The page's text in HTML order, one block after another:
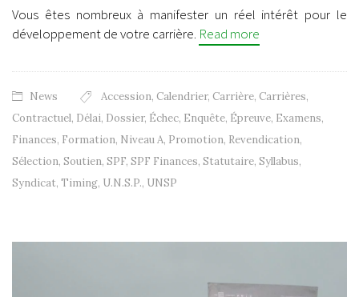
Vous êtes nombreux à manifester un réel intérêt pour le
développement de votre carrière. Read more
News Accession, Calendrier, Carrière, Carrières,
Contractuel, Délai, Dossier, Échec, Enquête, Épreuve, Examens,
Finances, Formation, Niveau A, Promotion, Revendication,
Sélection, Soutien, SPF, SPF Finances, Statutaire, Syllabus,
Syndicat, Timing, U.N.S.P., UNSP